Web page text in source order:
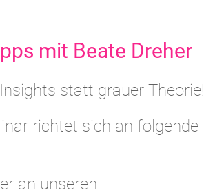
mit Beate Dreher
statt grauer Theorie!
richtet sich an folgende
an unseren